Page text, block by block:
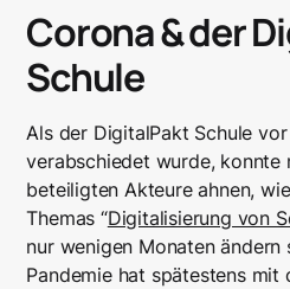
Corona & der
Schule
Als der DigitalPakt Schule
verabschiedet wurde, konnte
beteiligten Akteure ahnen,
Themas “Digitalisierung von
nur wenigen Monaten
Pandemie hat spätestens mit